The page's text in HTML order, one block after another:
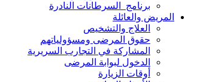
برنامج السرطانات النادرة
المريض والعائلة
العلاج والتشخيص
حقوق المرضى ومسؤولياتهم
المشاركة في التجارب السريرية
الدخول لبوابة المرضى
أوقات الزيارة